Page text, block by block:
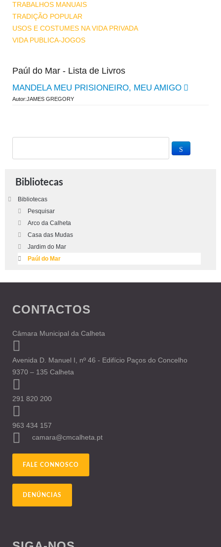
TRABALHOS MANUAIS
TRADIÇÃO POPULAR
USOS E COSTUMES NA VIDA PRIVADA
VIDA PUBLICA-JOGOS
Paúl do Mar - Lista de Livros
MANDELA MEU PRISIONEIRO, MEU AMIGO
Autor:JAMES GREGORY
Bibliotecas
Bibliotecas
Pesquisar
Arco da Calheta
Casa das Mudas
Jardim do Mar
Paúl do Mar
CONTACTOS
Câmara Municipal da Calheta
Avenida D. Manuel I, nº 46 - Edifício Paços do Concelho
9370 – 135 Calheta
291 820 200
963 434 157
camara@cmcalheta.pt
FALE CONNOSCO
DENÚNCIAS